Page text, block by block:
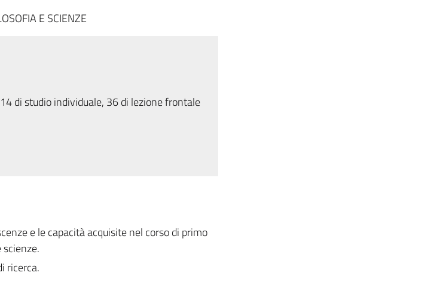
E SCIENZE
di studio individuale, 36 di lezione frontale
e le capacità acquisite nel corso di primo
ricerca.